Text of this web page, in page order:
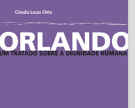
Cláudia Lucas Chéu